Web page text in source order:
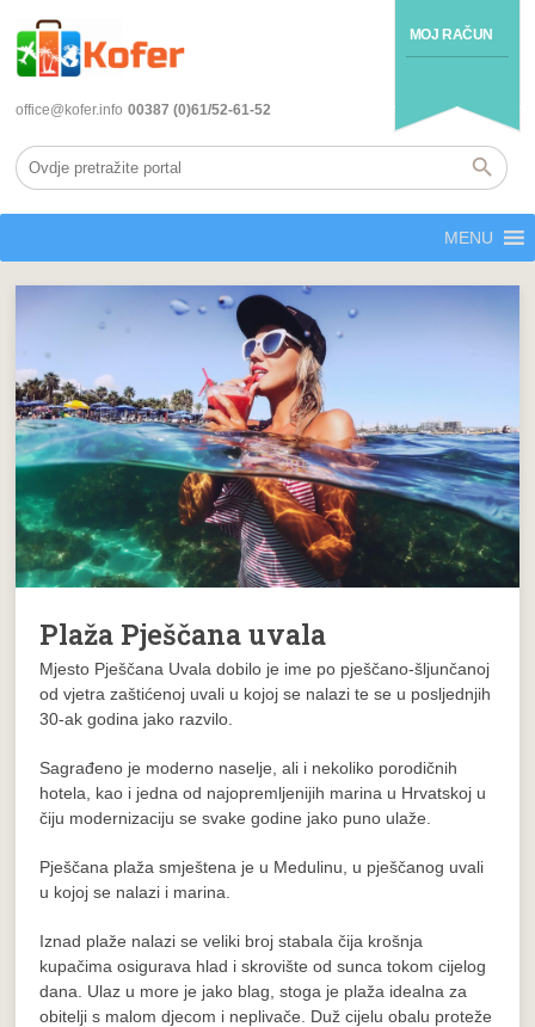
MOJ RAČUN
office@kofer.info 00387 (0)61/52-61-52
MENU
Plaža Pješčana uvala
Mjesto Pješčana Uvala dobilo je ime po pješčano-šljunčanoj
od vjetra zaštićenoj uvali u kojoj se nalazi te se u posljednjih
30-ak godina jako razvilo.
Sagrađeno je moderno naselje, ali i nekoliko porodičnih
hotela, kao i jedna od najopremljenijih marina u Hrvatskoj u
čiju modernizaciju se svake godine jako puno ulaže.
Pješčana plaža smještena je u Medulinu, u pješčanog uvali
u kojoj se nalazi i marina.
Iznad plaže nalazi se veliki broj stabala čija krošnja
kupačima osigurava hlad i skrovište od sunca tokom cijelog
dana. Ulaz u more je jako blag, stoga je plaža idealna za
obitelji s malom djecom i neplivače. Duž cijelu obalu proteže